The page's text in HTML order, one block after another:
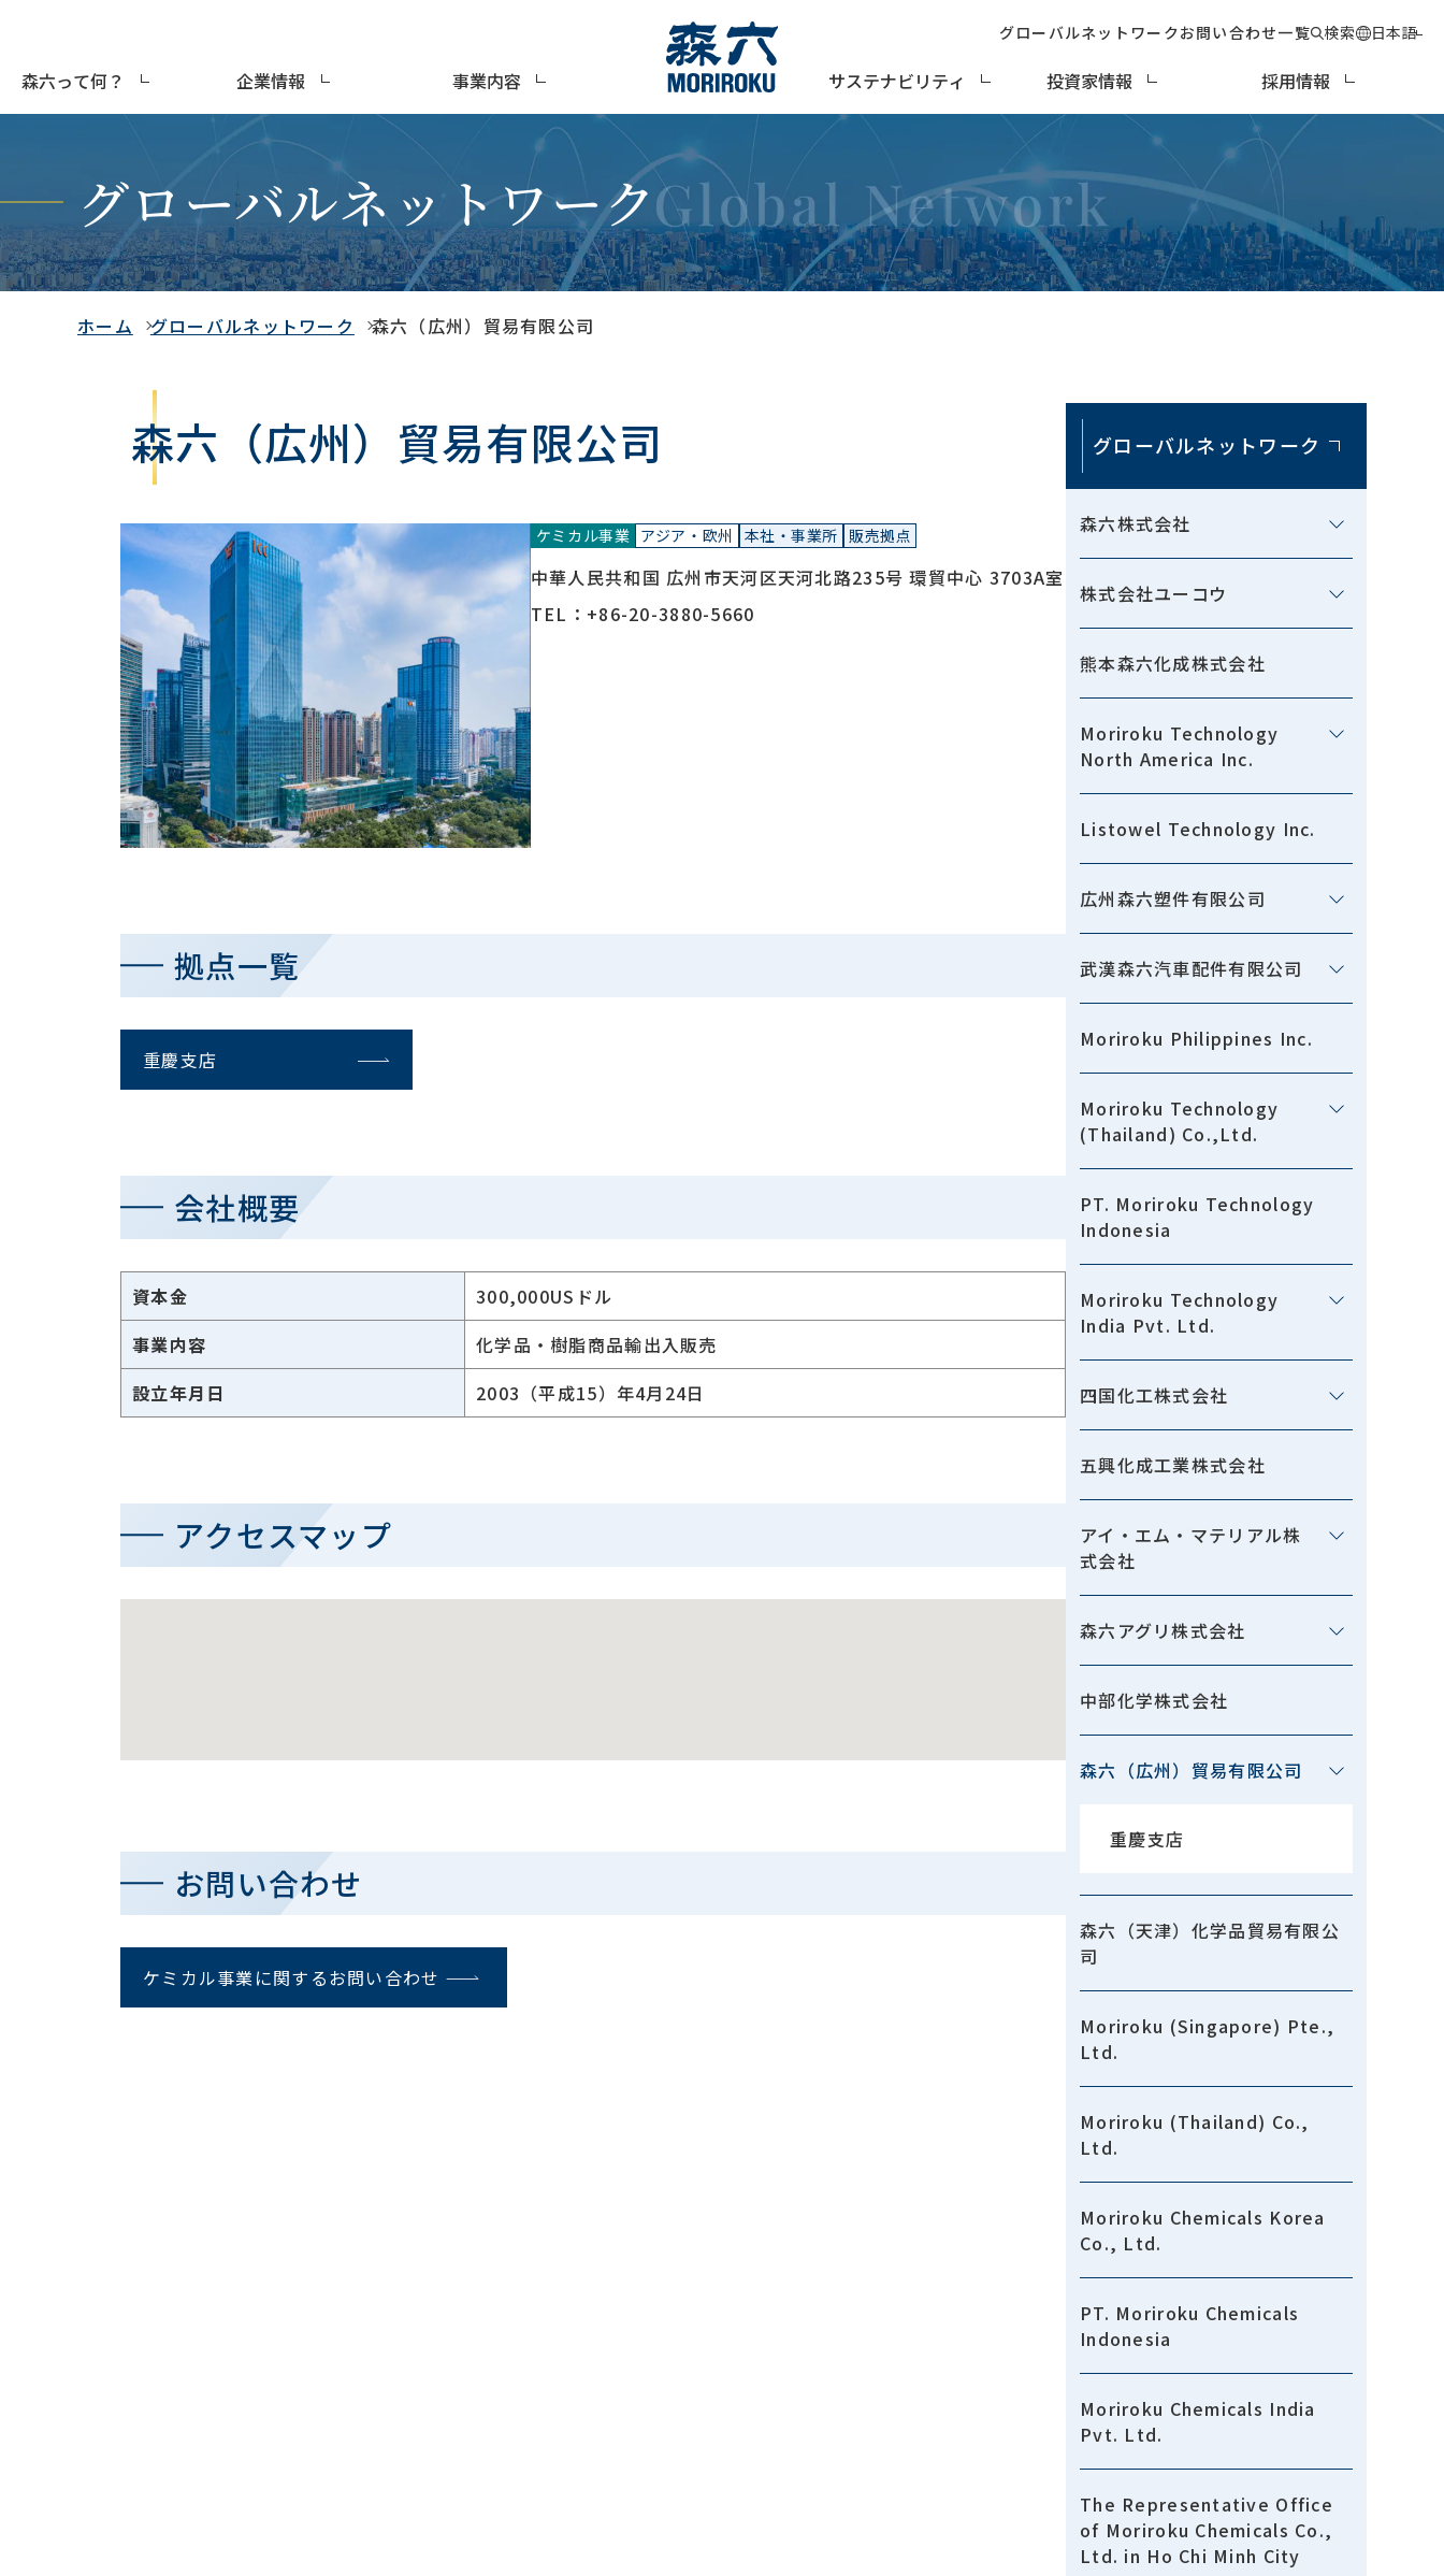
森六って何？ 企業情報 事業内容 サステナビリティ 投資家情報 採用情報
グローバルネットワークお問い合わせ一覧 検索 日本語
グローバルネットワーク
ホーム グローバルネットワーク 森六（広州）貿易有限公司
グローバルネットワーク
森六株式会社
株式会社ユーコウ
熊本森六化成株式会社
Moriroku Technology
North America Inc.
Listowel Technology Inc.
広州森六塑件有限公司
武漢森六汽車配件有限公司
Moriroku Philippines Inc.
Moriroku Technology
(Thailand) Co.,Ltd.
PT. Moriroku Technology
Indonesia
Moriroku Technology
India Pvt. Ltd.
四国化工株式会社
五興化成工業株式会社
アイ・エム・マテリアル株
式会社
森六アグリ株式会社
中部化学株式会社
森六（広州）貿易有限公司
重慶支店
森六（天津）化学品貿易有限公
司
Moriroku (Singapore) Pte.,
Ltd.
Moriroku (Thailand) Co.,
Ltd.
Moriroku Chemicals Korea
Co., Ltd.
PT. Moriroku Chemicals
Indonesia
Moriroku Chemicals India
Pvt. Ltd.
The Representative Office
of Moriroku Chemicals Co.,
Ltd. in Ho Chi Minh City
森六（広州）貿易有限公司
ケミカル事業 アジア・欧州 本社・事業所 販売拠点
中華人民共和国 広州市天河区天河北路235号 環貿中心 3703A室
TEL：+86-20-3880-5660
拠点一覧
重慶支店
会社概要
資本金
300,000USドル
事業内容
化学品・樹脂商品輸出入販売
設立年月日
2003（平成15）年4月24日
アクセスマップ
お問い合わせ
ケミカル事業に関するお問い合わせ